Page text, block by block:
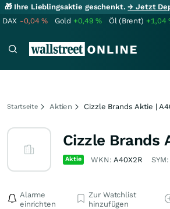
🎁 Ihre Lieblingsaktie geschenkt.→ Jetzt
DAX -0,04% Gold +0,49% Öl (Brent) +1,04
Startseite Aktien Cizzle Brands Aktie |
Cizzle Brands
Aktie WKN:A40X2R SYM:
Alarme
einrichten
Zur Watchlist
hinzufügen